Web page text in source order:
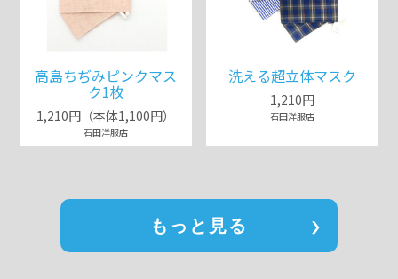
高島ちぢみピンクマス
ク1枚
1,210円（本体1,100円）
石田洋服店
洗える超立体マスク
1,210円
石田洋服店
もっと見る